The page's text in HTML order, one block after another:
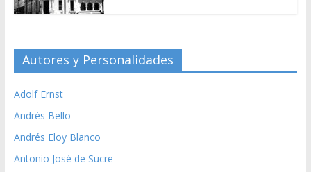
Autores y Personalidades
Adolf Ernst
Andrés Bello
Andrés Eloy Blanco
Antonio José de Sucre